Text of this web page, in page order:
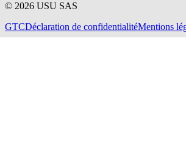
© 2026 USU SAS
GTCDéclaration de confidentialitéMentions